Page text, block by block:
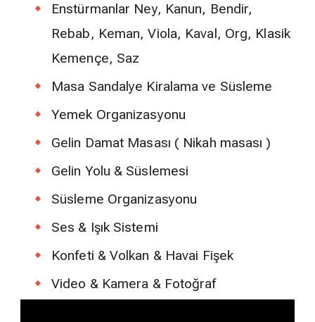
Enstürmanlar Ney, Kanun, Bendir,
Rebab, Keman, Viola, Kaval, Org, Klasik
Kemençe, Saz
Masa Sandalye Kiralama ve Süsleme
Yemek Organizasyonu
Gelin Damat Masası ( Nikah masası )
Gelin Yolu & Süslemesi
Süsleme Organizasyonu
Ses & Işık Sistemi
Konfeti & Volkan & Havai Fişek
Video & Kamera & Fotoğraf